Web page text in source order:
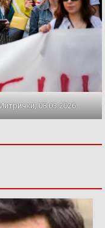
08.03.2026